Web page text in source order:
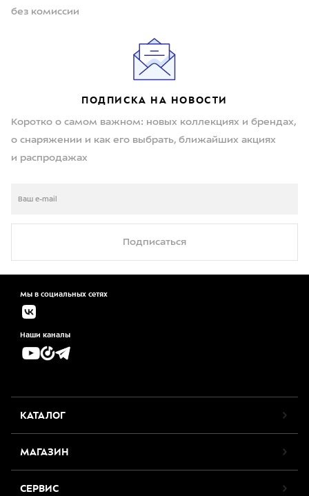
без комиссии
ПОДПИСКА НА НОВОСТИ
Коротко о самом важном: новых коллекциях и брендах,
о снаряжении и как его выбрать, ближайших акциях
и распродажах
Подписаться
Мы в социальных сетях
Наши каналы
КАТАЛОГ
МАГАЗИН
СЕРВИС